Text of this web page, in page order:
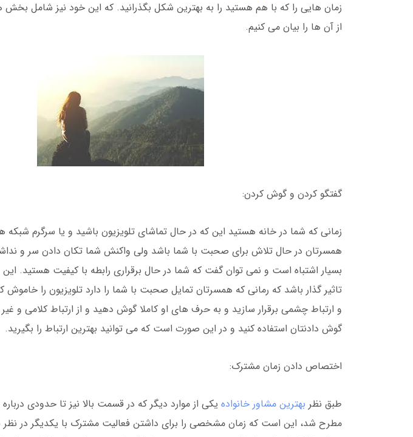
زمان هایی را که با هم هستید را به بهترین شکل بگذرانید. که این خود نیز شامل
از آن ها را بیان می کنیم.
گفتگو کردن و گوش کردن:
زمانی که شما در خانه هستید این که در حال تماشای تلویزیون باشید و یا سرگرم شبکه
همسرتان در حال تلاش برای صحبت با شما باشد ولی واکنش شما تکان دادن سر و
بسیار اشتباه است و نمی توان گفت که شما در حال برقراری رابطه با کیفیت هستید. این
تاثیر گذار باشد که رمانی که همسرتان تمایل صحبت با شما را دارد تلویزیون را خاموش
و ارتباط چشمی برقرار سازید و به حرف های او کاملا گوش دهید و از ارتباط کلامی و
گوش دادنتان استفاده کنید و در این صورت است که می توانید بهترین ارتباط را بگیرید.
اختصاص دادن زمان مشترک:
طبق نظر بهترین مشاور خانواده یکی از موارد دیگر که در قسمت بالا نیز تا حدودی
مطرح شد، این است که زمان مشخصی را برای داشتن فعالیت مشترک با یکدیگر در نظر